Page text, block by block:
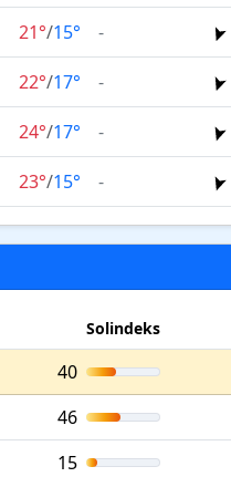
21°/15° -
22°/17° -
24°/17° -
23°/15° -
Solindeks
40
46
15